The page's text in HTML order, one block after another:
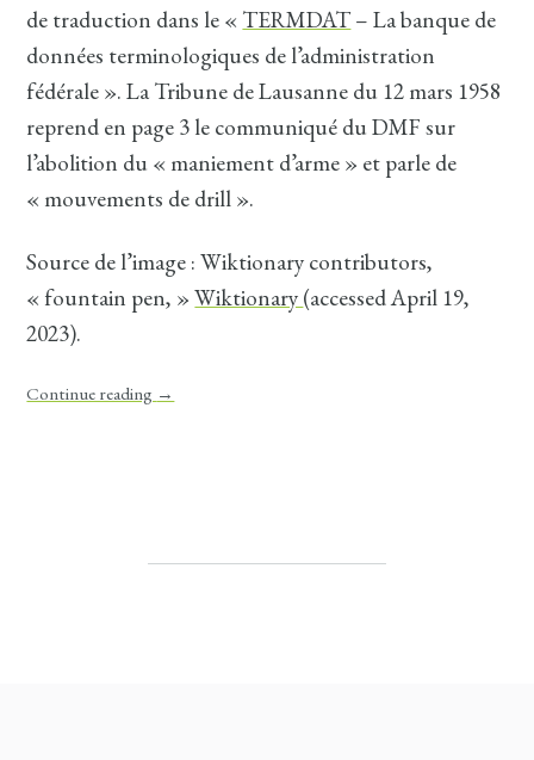
de traduction dans le « TERMDAT– La banque de
données terminologiques de l’administration
fédérale ». La Tribune de Lausanne du 12 mars 1958
reprend en page 3 le communiqué du DMF sur
l’abolition du « maniement d’arme » et parle de
« mouvements de drill ».
Source de l’image : Wiktionary contributors,
« fountain pen, »Wiktionary (accessed April 19,
2023).
Continue reading →